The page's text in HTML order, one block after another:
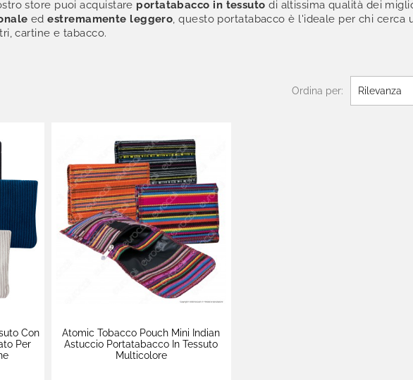
store puoi acquistare portatabacco in tessuto di altissima qualità dei
edestremamente leggero, questo portatabacco è l'ideale per chi cerca
cartine e tabacco.
Ordina per: Rilevanza
Con
Per
Atomic Tobacco Pouch Mini Indian
Astuccio Portatabacco In Tessuto
Multicolore